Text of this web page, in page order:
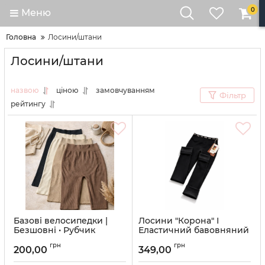
Меню 0
Головна Лосини/штани
Лосини/штани
назвою ціною
замовчуванням
рейтингу
Фільтр
Базові велосипедки |
Безшовні • Рубчик
200,00 грн
Лосини "Корона" І
Еластичний бавовняний
начісом, напис на
349,00 грн